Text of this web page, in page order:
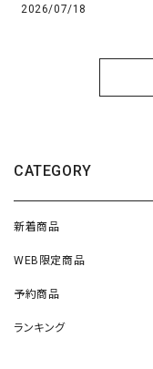
2026/07/18
CATEGORY
新着商品
WEB限定商品
予約商品
ランキング